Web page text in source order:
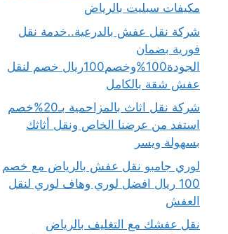
مكيفات سبليت بالرياض
شركة نقل عفش بالدرعية..خدمة نقل
فورية بضمان
الجودة100%وخصم100ريال خصم لنقل
عفش شقة بالكامل
شركة نقل اثاث بالمزاحمية بـ20%خصم
استفد من عرضنا الخاص ونقل أثاثك
بسهولة ويسر
لوري جامبو نقل عفش بالرياض مع خصم
100 ريال افضل لوري وهاف لوري لنقل
العفش
نقل عفشك مع التغليف بالرياض